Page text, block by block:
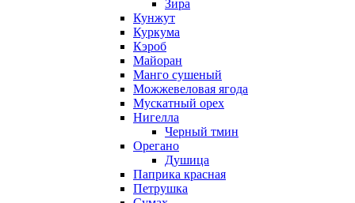
Зира
Кунжут
Куркума
Кэроб
Майоран
Манго сушеный
Можжевеловая ягода
Мускатный орех
Нигелла
Черный тмин
Орегано
Душица
Паприка красная
Петрушка